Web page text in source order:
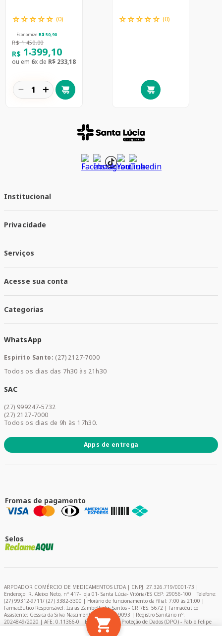
☆☆☆☆☆ (0)
Economize R$ 50,90
R$ 1.450,00
R$ 1.399,10
ou em 6x de R$ 233,18
＋
－
☆☆☆☆☆ (0)
Institucional
Trabalhe conosco
Responsabilidade Social
Nossas Lojas
Privacidade
Política de Entrega
Trocas e Devoluções
Serviços
Santa Mais Exames
Santa Mais Serviços
Santa Mais Convenios
Acesse sua conta
Meus Pedidos
Categorias
Saúde e Bem-estar
Mamães e Bebê
Dermocosméticos
Promoções
WhatsApp
Espirito Santo: (27) 2127-7000
Todos os dias das 7h30 às 21h30
SAC
(27) 999247-5732
(27) 2127-7000
Todos os dias de 9h às 17h30.
Apps de entrega
Fromas de pagamento
Selos
ARPOADOR COMÉRCIO DE MEDICAMENTOS LTDA | CNPJ: 27.326.719/0001-73 |
Endereço: R. Aleixo Neto, nº 417- loja 01- Santa Lúcia- Vitória/ES CEP: 29056-100 | Telefone:
(27) 99312-9711/ (27) 3382-3300 | Horário de funcionamento da filial: 7:00 às 21:00 |
Farmacêutico Responsável: Izaias Zambelli dos Santos - CRF/ES: 5672 | Farmacêutico
Assistente: Gessica da Silva Nascimento – CRF/ES: 9093 | Registro Sanitário nº:
2024849/2020 | AFE: 0.11366-0 | Encarregado de Proteção de Dados (DPO) - Pablo Felipe